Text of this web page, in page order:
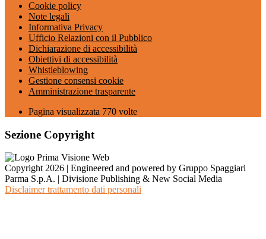
Cookie policy
Note legali
Informativa Privacy
Ufficio Relazioni con il Pubblico
Dichiarazione di accessibilità
Obiettivi di accessibilità
Whistleblowing
Gestione consensi cookie
Amministrazione trasparente
Pagina visualizzata 770 volte
Sezione Copyright
Copyright 2026 | Engineered and powered by Gruppo Spaggiari
Parma S.p.A. | Divisione Publishing & New Social Media
Disclaimer trattamento dati personali